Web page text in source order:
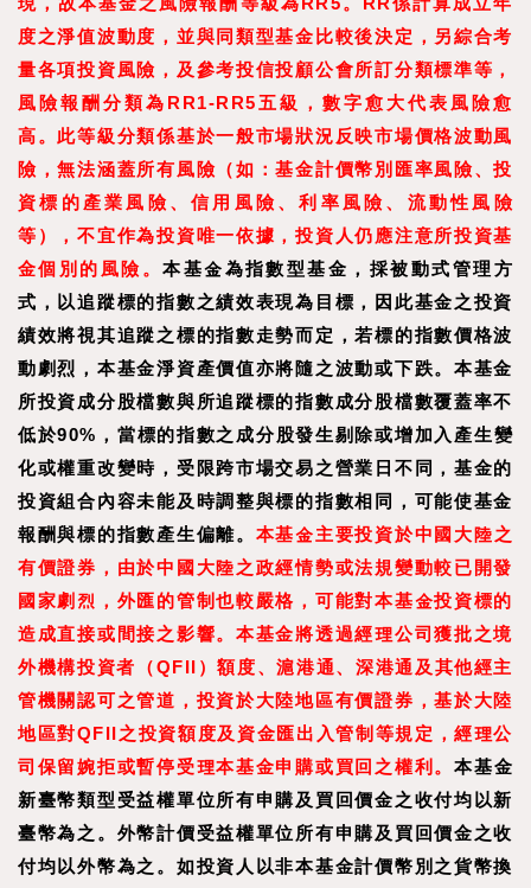
度之淨值波動度，並與同類型基金比較後決定，另綜合考
量各項投資風險，及參考投信投顧公會所訂分類標準等，
風險報酬分類為RR1-RR5五級，數字愈大代表風險愈
高。此等級分類係基於一般市場狀況反映市場價格波動風
險，無法涵蓋所有風險（如：基金計價幣別匯率風險、投
資標的產業風險、信用風險、利率風險、流動性風險
等），不宜作為投資唯一依據，投資人仍應注意所投資基
金個別的風險。本基金為指數型基金，採被動式管理方
式，以追蹤標的指數之績效表現為目標，因此基金之投資
績效將視其追蹤之標的指數走勢而定，若標的指數價格波
動劇烈，本基金淨資產價值亦將隨之波動或下跌。本基金
所投資成分股檔數與所追蹤標的指數成分股檔數覆蓋率不
低於90%，當標的指數之成分股發生剔除或增加入產生變
化或權重改變時，受限跨市場交易之營業日不同，基金的
投資組合內容未能及時調整與標的指數相同，可能使基金
報酬與標的指數產生偏離。 本基金主要投資於中國大陸之
有價證券，由於中國大陸之政經情勢或法規變動較已開發
國家劇烈，外匯的管制也較嚴格，可能對本基金投資標的
造成直接或間接之影響。本基金將透過經理公司獲批之境
外機構投資者（QFII）額度、滬港通、深港通及其他經主
管機關認可之管道，投資於大陸地區有價證券，基於大陸
地區對QFII之投資額度及資金匯出入管制等規定，經理公
司保留婉拒或暫停受理本基金申購或買回之權利。本基金
新臺幣類型受益權單位所有申購及買回價金之收付均以新
臺幣為之。外幣計價受益權單位所有申購及買回價金之收
付均以外幣為之。如投資人以非本基金計價幣別之貨幣換